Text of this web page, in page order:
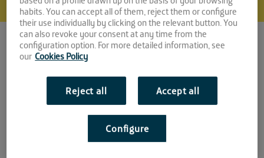
Vecinapp
Espacio:
habits. You can accept all of them, reject them or configure
their use individually by clicking on the relevant button. You
can also revoke your consent at any time from the
configuration option. For more detailed information, see
our Cookies Policy
Reject all Accept all
Configure